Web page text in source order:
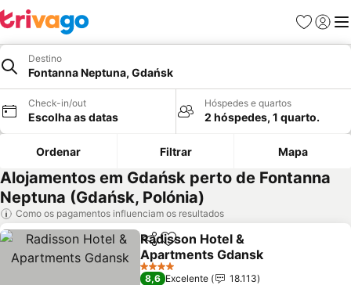
Favoritos
Iniciar
Destino
Fontanna Neptuna, Gdańsk
Check-in/out
Escolha as datas
Hóspedes e quartos
2 hóspedes, 1 quarto.
Ordenar Filtrar Mapa
Alojamentos em Gdańsk perto de Fontanna
Neptuna (Gdańsk, Polónia)
Como os pagamentos influenciam os resultados
PartilharAdicionar aos favoritos
Radisson Hotel &
Apartments Gdansk
Ver preços
4 Estrelas
8,6 Excelente
18.113